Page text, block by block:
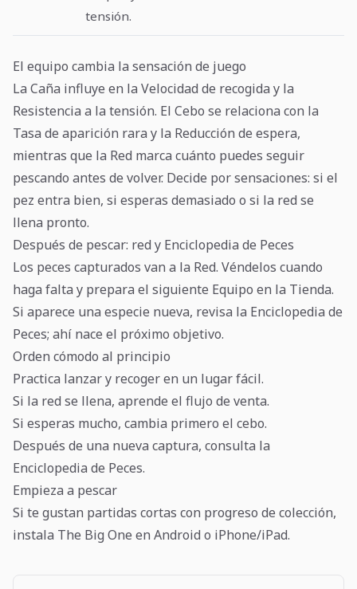
tensión.
El equipo cambia la sensación de juego
La Caña influye en la Velocidad de recogida y la
Resistencia a la tensión. El Cebo se relaciona con la
Tasa de aparición rara y la Reducción de espera,
mientras que la Red marca cuánto puedes seguir
pescando antes de volver. Decide por sensaciones: si el
pez entra bien, si esperas demasiado o si la red se
llena pronto.
Después de pescar: red y Enciclopedia de Peces
Los peces capturados van a la Red. Véndelos cuando
haga falta y prepara el siguiente Equipo en la Tienda.
Si aparece una especie nueva, revisa la Enciclopedia de
Peces; ahí nace el próximo objetivo.
Orden cómodo al principio
Practica lanzar y recoger en un lugar fácil.
Si la red se llena, aprende el flujo de venta.
Si esperas mucho, cambia primero el cebo.
Después de una nueva captura, consulta la
Enciclopedia de Peces.
Empieza a pescar
Si te gustan partidas cortas con progreso de colección,
instala The Big One en Android o iPhone/iPad.